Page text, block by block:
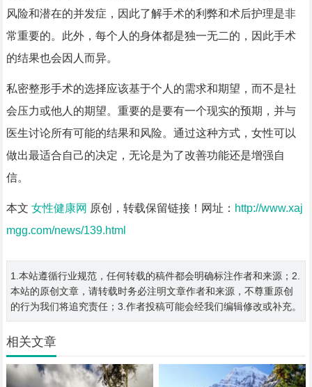
风险和潜在的并发症，因此了解手术的利弊和术后护理是非
常重要的。此外，每个人的身体都是独一无二的，因此手术
的结果也会因人而异。
私密整形手术的选择应该基于个人的需求和期望，而不是社
会压力或他人的期望。重要的是要有一个现实的预期，并与
医生讨论所有可能的结果和风险。通过这种方式，女性可以
做出最适合自己的决定，无论是为了改善功能还是增强自
信。
本文 女性健康网 原创，转载保留链接！网址： http://www.xaj
mgg.com/news/139.html
1.本站遵循行业规范，任何转载的稿件都会明确标注作者和来源；2.
本站的原创文章，请转载时务必注明文章作者和来源，不尊重原创
的行为我们将追究责任；3.作者投稿可能会经我们编辑修改或补充。
相关文章